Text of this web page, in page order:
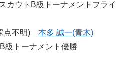
カウトB級トーナメントフライ
点不明) 本多 誠一(青木)
級トーナメント優勝